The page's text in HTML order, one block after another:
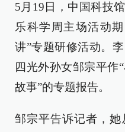
5月19日，中国科技
乐科学周主场活动
讲”专题研修活动。
四光外孙女邹宗平
故事”的专题报告。
邹宗平告诉记者，她